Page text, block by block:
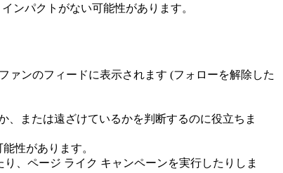
ンパクトがない可能性があります。
ァンのフィードに表示されます (フォローを解除した
、または遠ざけているかを判断するのに役立ちま
性があります。
、ページ ライク キャンペーンを実行したりしま